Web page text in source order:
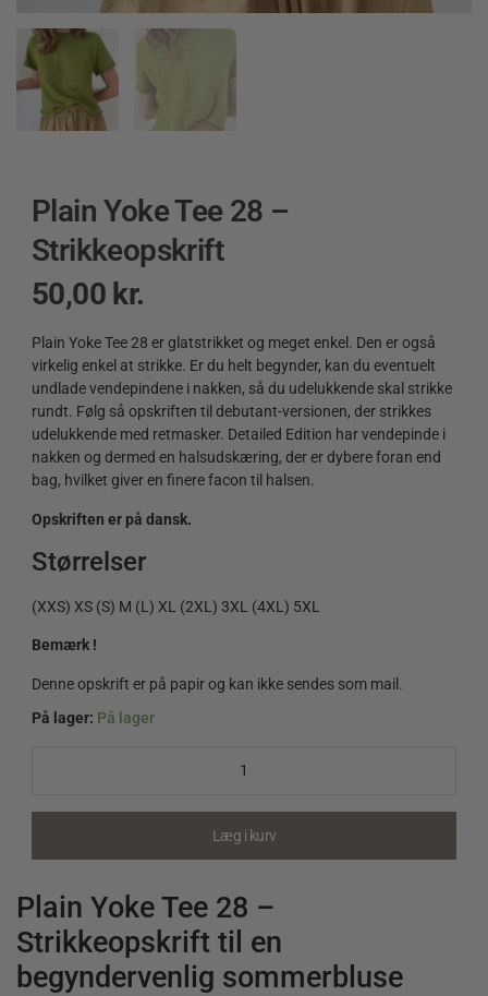
Plain Yoke Tee 28 –
Strikkeopskrift
50,00 kr.
Plain Yoke Tee 28 er glatstrikket og meget enkel. Den er også
virkelig enkel at strikke. Er du helt begynder, kan du eventuelt
undlade vendepindene i nakken, så du udelukkende skal strikke
rundt. Følg så opskriften til debutant-versionen, der strikkes
udelukkende med retmasker. Detailed Edition har vendepinde i
nakken og dermed en halsudskæring, der er dybere foran end
bag, hvilket giver en finere facon til halsen.
Opskriften er på dansk.
Størrelser
(XXS) XS (S) M (L) XL (2XL) 3XL (4XL) 5XL
Bemærk !
Denne opskrift er på papir og kan ikke sendes som mail.
På lager: På lager
Læg i kurv
Plain Yoke Tee 28 –
Strikkeopskrift til en
begyndervenlig sommerbluse